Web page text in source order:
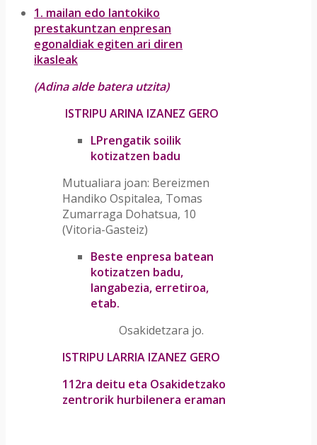
1. mailan edo lantokiko
prestakuntzan enpresan
egonaldiak egiten ari diren
ikasleak
(Adina alde batera utzita)
ISTRIPU ARINA IZANEZ GERO
LPrengatik soilik
kotizatzen badu
Mutualiara joan: Bereizmen
Handiko Ospitalea, Tomas
Zumarraga Dohatsua, 10
(Vitoria-Gasteiz)
Beste enpresa batean
kotizatzen badu,
langabezia, erretiroa,
etab.
Osakidetzara jo.
ISTRIPU LARRIA IZANEZ GERO
112ra deitu eta Osakidetzako
zentrorik hurbilenera eraman